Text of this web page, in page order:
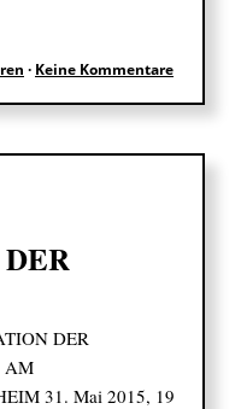
· Keine Kommentare
DER
AM
31. Mai 2015, 19